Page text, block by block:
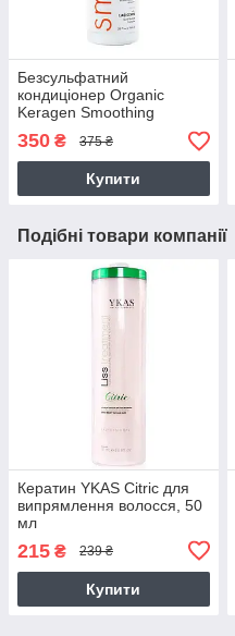
Безсульфатний
кондиціонер Organic
Keragen Smoothing
Conditioner з кератином,
250 г (розлив)
350 ₴ 375 ₴
Купити
Подібні товари компанії
Кератин YKAS Citric для
випрямлення волосся, 50
мл
215 ₴ 239 ₴
Купити